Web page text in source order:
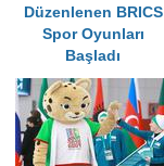
Düzenlenen BRICS
Spor Oyunları
Başladı